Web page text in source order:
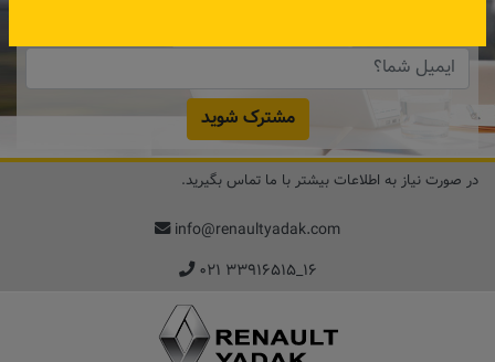
مشترک شوید
در صورت نیاز به اطلاعات بیشتر با ما تماس بگیرید.
info@renaultyadak.com
۰۲۱ ۳۳۹۱۶۵۱۵_۱۶